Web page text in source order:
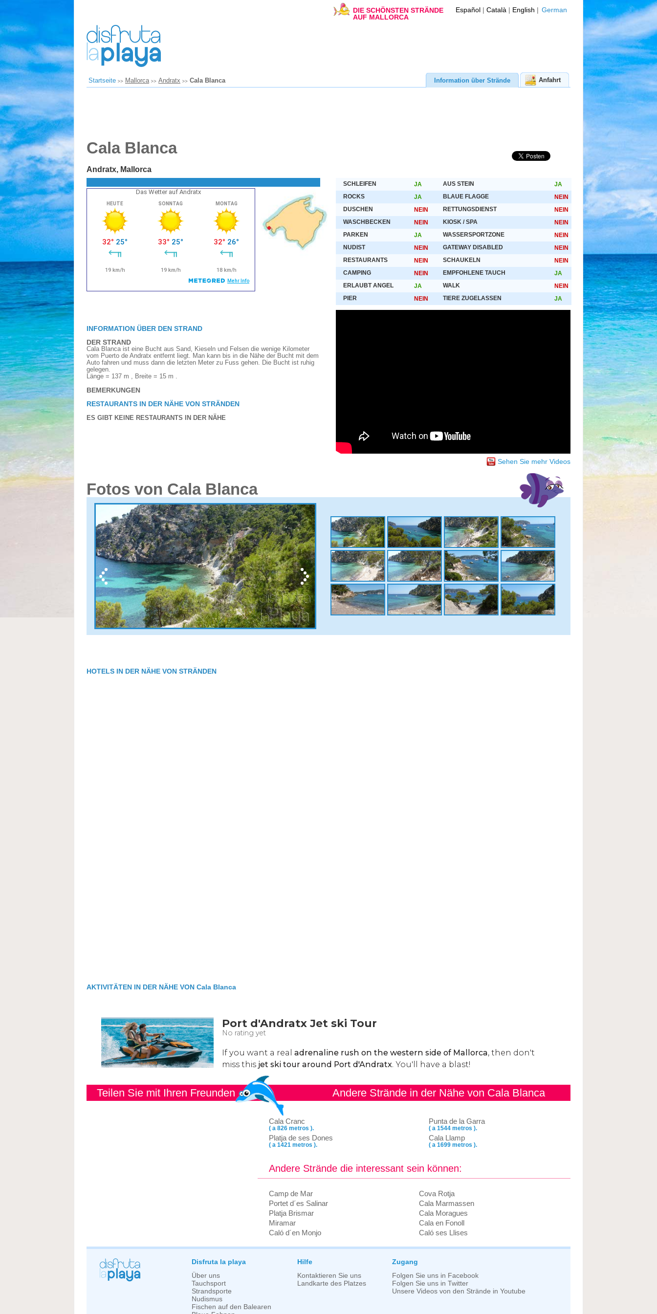
DIE SCHÖNSTEN STRÄNDE
AUF MALLORCA
Español Català English German
Startseite Mallorca Andratx Cala Blanca Information über Strände Anfahrt
Cala Blanca
Andratx, Mallorca
Das Wetter auf Andratx
INFORMATION ÜBER DEN STRAND
DER STRAND
Cala Blanca ist eine Bucht aus Sand, Kieseln und Felsen die wenige Kilometer
vom Puerto de Andratx entfernt liegt. Man kann bis in die Nähe der Bucht mit dem
Auto fahren und muss dann die letzten Meter zu Fuss gehen. Die Bucht ist ruhig
gelegen.
Länge = 137 m , Breite = 15 m .
BEMERKUNGEN
RESTAURANTS IN DER NÄHE VON STRÄNDEN
ES GIBT KEINE RESTAURANTS IN DER NÄHE
SCHLEIFEN JA AUS STEIN
JA
ROCKS
JA BLAUE FLAGGE
NEIN
DUSCHEN
NEIN RETTUNGSDIENST
NEIN
WASCHBECKEN
NEIN KIOSK / SPA
NEIN
PARKEN
JA WASSERSPORTZONE
NEIN
NUDIST
NEIN GATEWAY DISABLED
NEIN
RESTAURANTS
NEIN SCHAUKELN
NEIN
CAMPING
NEIN EMPFOHLENE TAUCH
JA
ERLAUBT ANGEL
JA WALK
NEIN
PIER
NEIN TIERE ZUGELASSEN JA
Sehen Sie mehr Videos
Fotos von Cala Blanca
HOTELS IN DER NÄHE VON STRÄNDEN
AKTIVITÄTEN IN DER NÄHE VON Cala Blanca
Teilen Sie mit Ihren Freunden Andere Strände in der Nähe von Cala Blanca
Cala Cranc
( a 826 metros ).
Platja de ses Dones
( a 1421 metros ).
Punta de la Garra
( a 1544 metros ).
Cala Llamp
( a 1699 metros ).
Andere Strände die interessant sein können:
Camp de Mar
Portet d´es Salinar
Platja Brismar
Miramar
Caló d´en Monjo
Cova Rotja
Cala Marmassen
Cala Moragues
Cala en Fonoll
Caló ses Llises
Disfruta la playa
Über uns
Tauchsport
Strandsporte
Nudismus
Fischen auf den Balearen
Hilfe
Kontaktieren Sie uns
Landkarte des Platzes
Zugang
Folgen Sie uns in Facebook
Folgen Sie uns in Twitter
Unsere Videos von den Strände in Youtube